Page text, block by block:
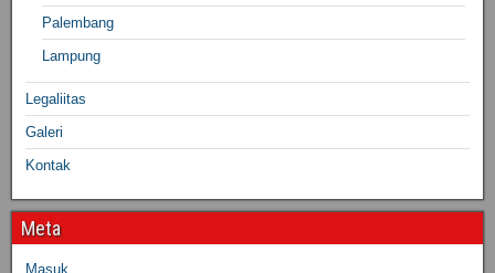
Palembang
Lampung
Legaliitas
Galeri
Kontak
Meta
Masuk